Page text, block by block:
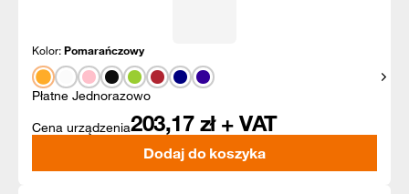
Kolor:Pomarańczowy
Płatne Jednorazowo
Cena urządzenia203,17 zł + VAT
Dodaj do koszyka